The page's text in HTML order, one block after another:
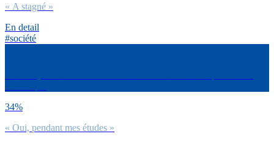
« A stagné »
En detail
#société
34%
« Oui, pendant mes études »